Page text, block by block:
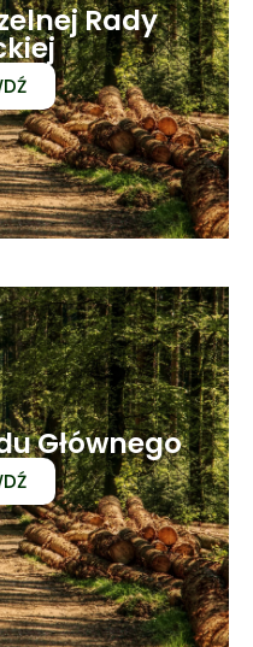
Rady
Głównego